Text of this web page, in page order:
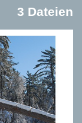
3 Dateien